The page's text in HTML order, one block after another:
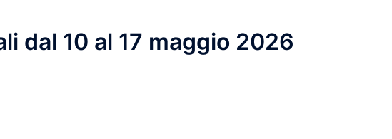
dal 10 al 17 maggio 2026